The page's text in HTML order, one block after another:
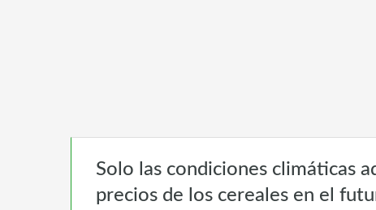
Solo las condiciones climáticas
precios de los cereales en el